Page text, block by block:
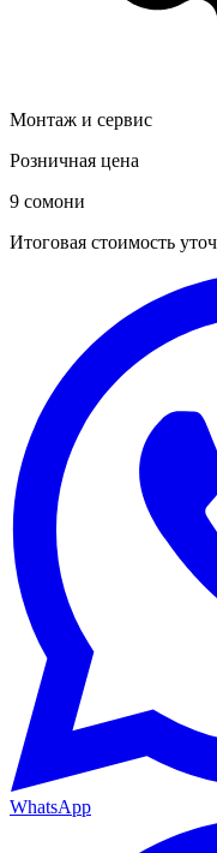
Монтаж и сервис
Розничная цена
9 сомони
Итоговая стоимость
WhatsApp